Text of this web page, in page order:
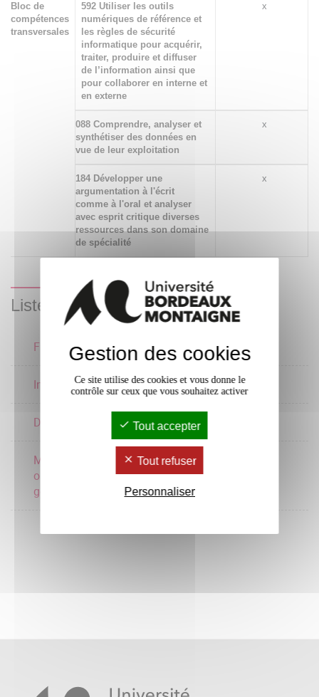
Bloc de
compétences
transversales
592 Utiliser les outils
numériques de référence et
les règles de sécurité
informatique pour acquérir,
traiter, produire et diffuser
de l’information ainsi que
pour collaborer en interne et
en externe
x
088 Comprendre, analyser et
synthétiser des données en
vue de leur exploitation
x
184 Développer une
argumentation à l'écrit
comme à l'oral et analyser
avec esprit critique diverses
ressources dans son domaine
de spécialité
x
Liste des enseignements
Français 3
Informatique 2 2 crédits
Droit 3 2 crédits
Management
opérationnel & outils
gestion
3 crédits
Gestion des cookies
Ce site utilise des cookies et vous donne le
contrôle sur ceux que vous souhaitez activer
Tout accepter
Tout refuser
Personnaliser